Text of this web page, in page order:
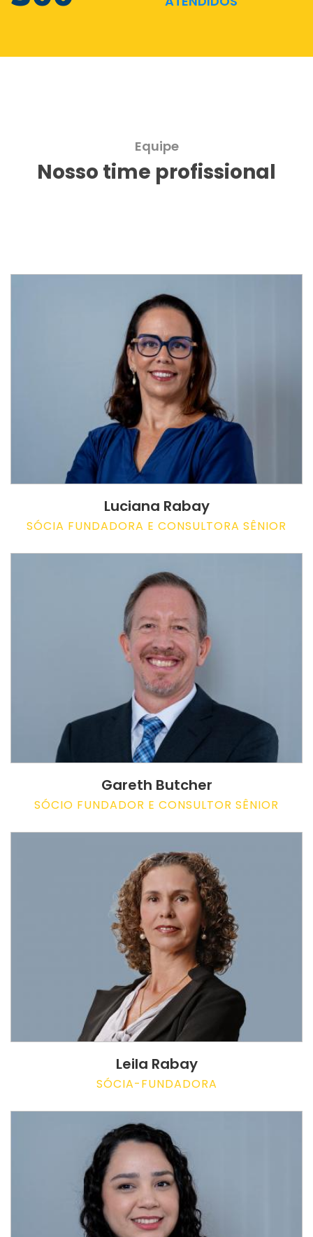
Equipe
Nosso time profissional
Luciana Rabay
SÓCIA FUNDADORA E CONSULTORA SÊNIOR
Gareth Butcher
SÓCIO FUNDADOR E CONSULTOR SÊNIOR
Leila Rabay
SÓCIA-FUNDADORA